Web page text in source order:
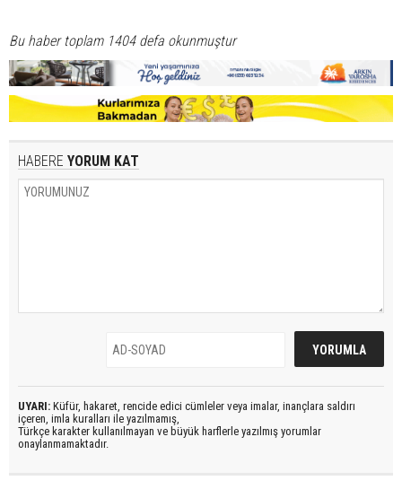
Bu haber toplam 1404 defa okunmuştur
HABERE YORUM KAT
UYARI: Küfür, hakaret, rencide edici cümleler veya imalar, inançlara saldırı
içeren, imla kuralları ile yazılmamış,
Türkçe karakter kullanılmayan ve büyük harflerle yazılmış yorumlar
onaylanmamaktadır.